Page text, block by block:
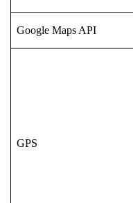
Google Maps API
GPS